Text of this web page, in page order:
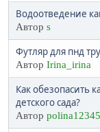
Водоотведение
Автор s
Футляр для пнд
Автор Irina_irina
Как обезопасить
детского сада?
Автор